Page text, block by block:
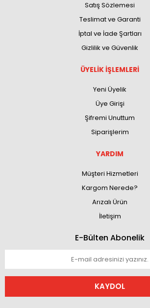
Satış Sözlemesi
Teslimat ve Garanti
İptal ve İade Şartları
Gizlilik ve Güvenlik
ÜYELİK İŞLEMLERİ
Yeni Üyelik
Üye Girişi
Şifremi Unuttum
Siparişlerim
YARDIM
Müşteri Hizmetleri
Kargom Nerede?
Arızalı Ürün
İletişim
E-Bülten Abonelik
KAYDOL